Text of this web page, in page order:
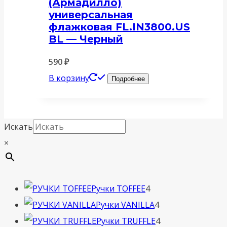
(Армадилло)
универсальная
флажковая FL.IN3800.US
BL — Черный
590₽
В корзину
Подробнее
Искать
×
Ручки TOFFEE44
товара
Ручки VANILLA44
товара
Ручки TRUFFLE44